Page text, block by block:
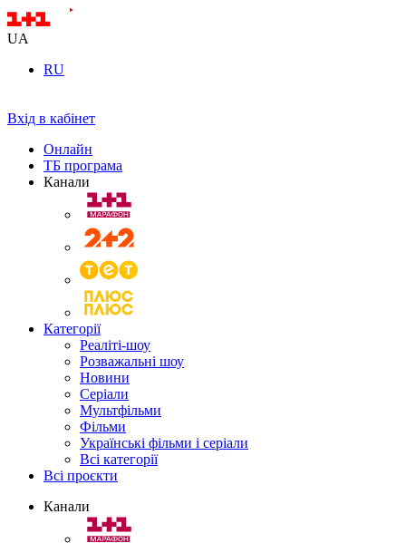
UA
RU
Вхід в кабінет
Онлайн
ТБ програма
Канали
Категорії
Реаліті-шоу
Розважальні шоу
Новини
Серіали
Мультфільми
Фільми
Українські фільми і серіали
Всі категорії
Всі проєкти
Канали